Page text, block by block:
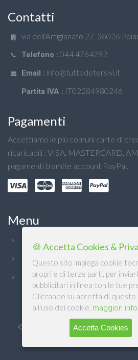
Contatti
via dell'Artigianato 27, 36026
Telefono : 044 4764292
Email : info@tuttodetersivi.it
Partita IVA : IT02284980246
Pagamenti
Accettiamo le più comuni carte di
ricaricabili : VISA, MASTERCARD,
pagamenti tramite account PayPal.
Menu
Condizioni generali
Privacy
© DB DETERSIVI Srl 2022. Design &
🍪 Accetta Cookies &
Questo sito impiega cookie
propri e di terze parti, per
pubblicitari in linea con le tue
Cliccando su accetta di
all'uso dei cookie. maggiori
Accetta Cookies